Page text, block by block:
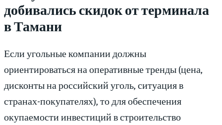
добивались скидок от терминала
в Тамани
Если угольные компании должны
ориентироваться на оперативные тренды (цена,
дисконты на российский уголь, ситуация в
странах-покупателях), то для обеспечения
окупаемости инвестиций в строительство